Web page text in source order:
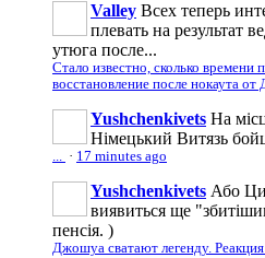
Valley Всех теперь
плевать на результат
утюга после...
Стало известно, сколько времени
восстановление после нокаута
Yushchenkivets На
Німецький Витязь
... · 17 minutes ago
Yushchenkivets Або
виявиться ще
пенсія. )
Джошуа сватают легенду.